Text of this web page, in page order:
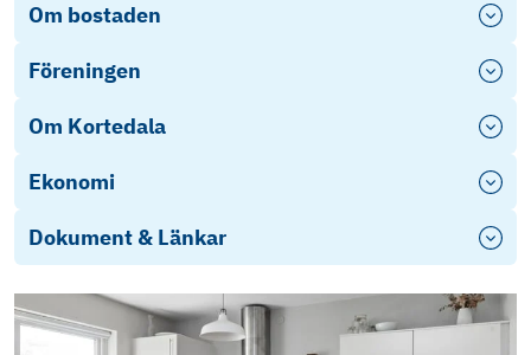
Om bostaden
Föreningen
Om Kortedala
Ekonomi
Dokument & Länkar
Photo